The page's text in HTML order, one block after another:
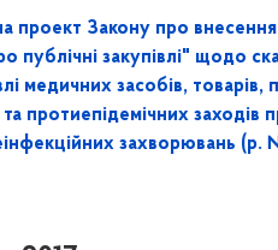
проект Закону про внесення
публічні закупівлі" щодо
медичних засобів, товарів,
та протиепідемічних заходів
захворювань (р.